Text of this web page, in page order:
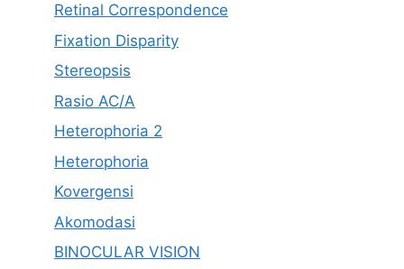
Retinal Correspondence
Fixation Disparity
Stereopsis
Rasio AC/A
Heterophoria 2
Heterophoria
Kovergensi
Akomodasi
BINOCULAR VISION